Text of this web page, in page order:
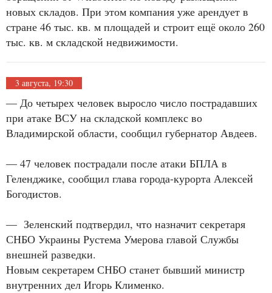
новых складов. При этом компания уже арендует в
стране 46 тыс. кв. м площадей и строит ещё около 260
тыс. кв. м складской недвижимости.
3 августа, 19:30
— До четырех человек выросло число пострадавших
при атаке ВСУ на складской комплекс во
Владимирской области, сообщил губернатор Авдеев.
— 47 человек пострадали после атаки БПЛА в
Геленджике, сообщил глава города-курорта Алексей
Богодистов.
— Зеленский подтвердил, что назначит секретаря
СНБО Украины Рустема Умерова главой Службы
внешней разведки.
Новым секретарем СНБО станет бывший министр
внутренних дел Игорь Клименко.